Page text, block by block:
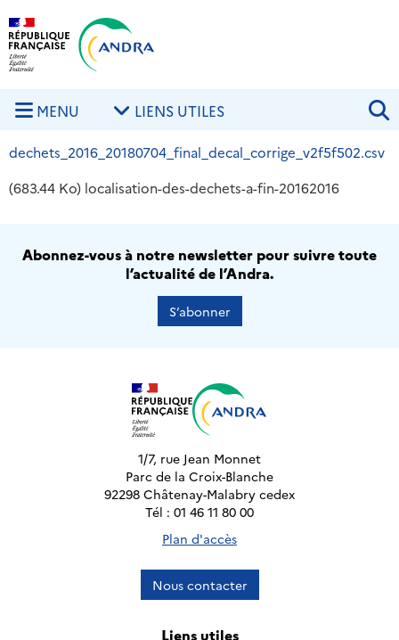
Aller au contenu principal
MENU LIENS UTILES
dechets_2016_20180704_final_decal_corrige_v2f5f502.csv
(683.44 Ko) localisation-des-dechets-a-fin-20162016
Abonnez-vous à notre newsletter pour suivre toute
l’actualité de l’Andra.
S’abonner
1/7, rue Jean Monnet
Parc de la Croix-Blanche
92298 Châtenay-Malabry cedex
Tél : 01 46 11 80 00
Plan d'accès
Nous contacter
Liens utiles